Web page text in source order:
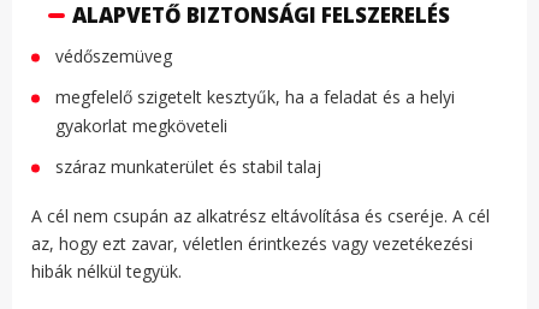
ALAPVETŐ BIZTONSÁGI FELSZERELÉS
védőszemüveg
megfelelő szigetelt kesztyűk, ha a feladat és a helyi
gyakorlat megköveteli
száraz munkaterület és stabil talaj
A cél nem csupán az alkatrész eltávolítása és cseréje. A cél
az, hogy ezt zavar, véletlen érintkezés vagy vezetékezési
hibák nélkül tegyük.